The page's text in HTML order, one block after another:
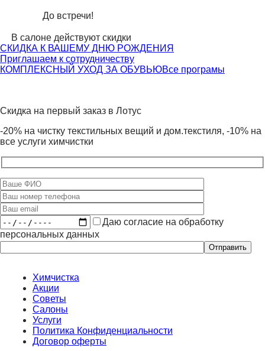
До встречи!
В салоне действуют скидки
СКИДКА К ВАШЕМУ ДНЮ РОЖДЕНИЯ
Приглашаем к сотрудничеству
КОМПЛЕКСНЫЙ УХОД ЗА ОБУВЬЮВсе програмы
Скидка на первый заказ в Лотус
-20% на чистку текстильных вещий и дом.текстиля, -10% на
все услуги химчистки
Даю согласие на обработку
персональных данных
это
пустым.Химчистка
Акции
Советы
Салоны
Услуги
Политика Конфиденциальности
Договор оферты